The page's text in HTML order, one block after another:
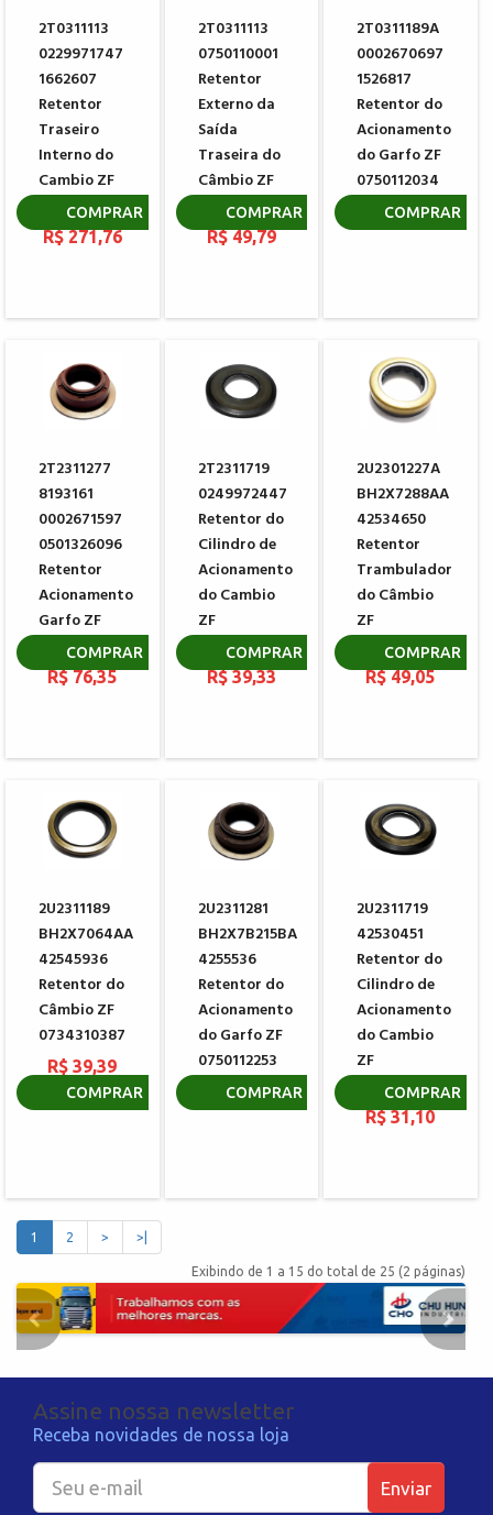
2T0311113
0229971747
1662607
Retentor
Traseiro
Interno do
Cambio ZF
0734319551
R$ 271,76
COMPRAR
2T0311113
0750110001
Retentor
Externo da
Saída
Traseira do
Câmbio ZF
0734300102
R$ 49,79
COMPRAR
2T0311189A
0002670697
1526817
Retentor do
Acionamento
do Garfo ZF
0750112034
R$ 51,83
COMPRAR
2T2311277
8193161
0002671597
0501326096
Retentor
Acionamento
Garfo ZF
0750112047
R$ 76,35
COMPRAR
2T2311719
0249972447
Retentor do
Cilindro de
Acionamento
do Cambio
ZF
0734307287
R$ 39,33
COMPRAR
2U2301227A
BH2X7288AA
42534650
Retentor
Trambulador
do Câmbio
ZF
0734309765
R$ 49,05
COMPRAR
2U2311189
BH2X7064AA
42545936
Retentor do
Câmbio ZF
0734310387
R$ 39,39
COMPRAR
2U2311281
BH2X7B215BA
4255536
Retentor do
Acionamento
do Garfo ZF
0750112253
R$ 65,71
COMPRAR
2U2311719
42530451
Retentor do
Cilindro de
Acionamento
do Cambio
ZF
0734307294
R$ 31,10
COMPRAR
1 2 > >|
Exibindo de 1 a 15 do total de 25 (2 páginas)
Assine nossa newsletter
Receba novidades de nossa loja
Enviar